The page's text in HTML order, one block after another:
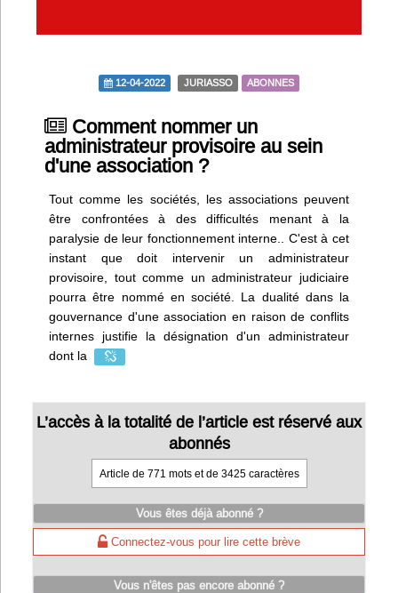
Désabo Lettrasso
Nous contacter
12-04-2022 JURIASSO ABONNES
Comment nommer un
administrateur provisoire au sein
d'une association ?
Tout comme les sociétés, les associations peuvent
être confrontées à des difficultés menant à la
paralysie de leur fonctionnement interne.. C'est à cet
instant que doit intervenir un administrateur
provisoire, tout comme un administrateur judiciaire
pourra être nommé en société. La dualité dans la
gouvernance d'une association en raison de conflits
internes justifie la désignation d'un administrateur
dont la
L’accès à la totalité de l’article est réservé aux
abonnés
Article de 771 mots et de 3425 caractères
Vous êtes déjà abonné ?
Connectez-vous pour lire cette brève
Vous n'êtes pas encore abonné ?